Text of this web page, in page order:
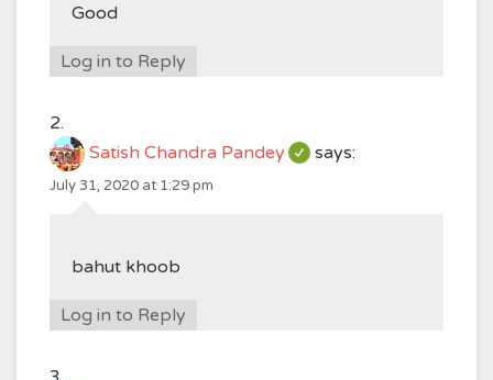
Good
Log in to Reply
Satish Chandra Pandey says:
July 31, 2020 at 1:29 pm
bahut khoob
Log in to Reply